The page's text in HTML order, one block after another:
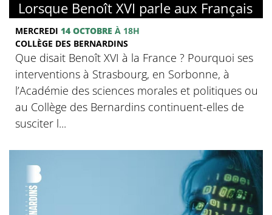
Lorsque Benoît XVI parle aux Français
MERCREDI 14 OCTOBRE À 18H
COLLÈGE DES BERNARDINS
Que disait Benoît XVI à la France ? Pourquoi ses
interventions à Strasbourg, en Sorbonne, à
l’Académie des sciences morales et politiques ou
au Collège des Bernardins continuent-elles de
susciter l...